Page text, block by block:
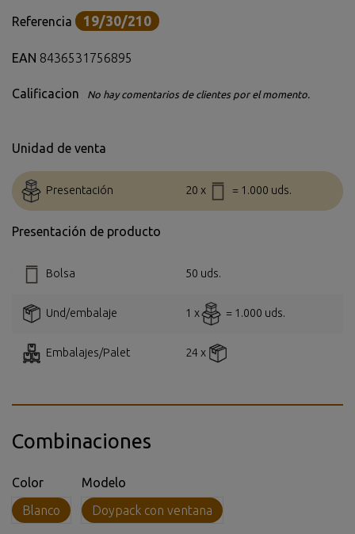
Referencia 19/30/210
EAN 8436531756895
Calificacion No hay comentarios de clientes por el momento.
Unidad de venta
Presentación 20 x = 1.000 uds.
Presentación de producto
Bolsa 50 uds.
Und/embalaje 1 x = 1.000 uds.
Embalajes/Palet 24 x
Combinaciones
Color
Blanco
Modelo
Doypack con ventana